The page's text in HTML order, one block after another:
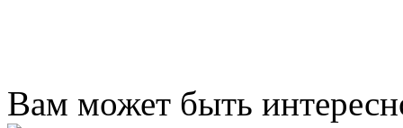
Вам может быть